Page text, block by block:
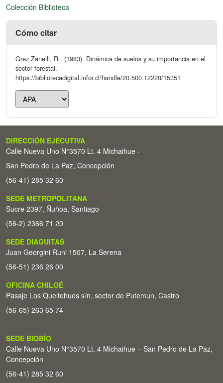
Colección Biblioteca
Cómo citar
Grez Zanelli, R.. (1983). Dinámica de suelos y su importancia en el
sector forestal.
https://bibliotecadigital.infor.cl/handle/20.500.12220/15351
DIRECCIÓN EJECUTIVA
Calle Nueva Uno N°3570 Lt. 4 Michaihue -
San Pedro de La Paz, Concepción
(56-41) 285 32 60
SEDE METROPOLITANA
Sucre 2397, Ñuñoa, Santiago
(56-2) 2366 71 20
SEDE DIAGUITAS
Juan Georgini Runi 1507, La Serena
(56-51) 236 26 00
OFICINA CHILOÉ
Pasaje Los Queltehues s/n, sector de Putemun, Castro
(56-65) 263 65 74
SEDE BIOBÍO
Calle Nueva Uno N°3570 Lt. 4 Michaihue – San Pedro de La Paz,
Concepción
(56-41) 285 32 60